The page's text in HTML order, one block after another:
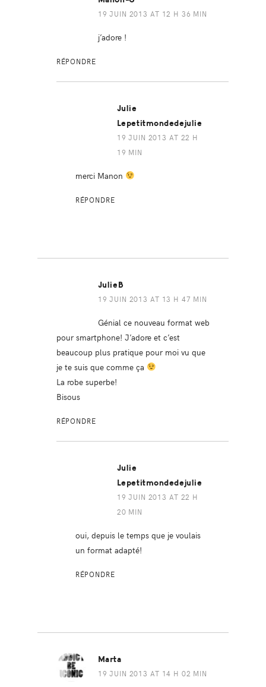
19 JUIN 2013 AT 12 H 36 MIN
j’adore !
RÉPONDRE
Julie
Lepetitmondedejulie
19 JUIN 2013 AT 22 H
19 MIN
merci Manon
RÉPONDRE
JulieB
19 JUIN 2013 AT 13 H 47 MIN
Génial ce nouveau format web
pour smartphone! J’adore et c’est
beaucoup plus pratique pour moi vu que
je te suis que comme ça
La robe superbe!
Bisous
RÉPONDRE
Julie
Lepetitmondedejulie
19 JUIN 2013 AT 22 H
20 MIN
oui, depuis le temps que je voulais
un format adapté!
RÉPONDRE
Marta
19 JUIN 2013 AT 14 H 02 MIN